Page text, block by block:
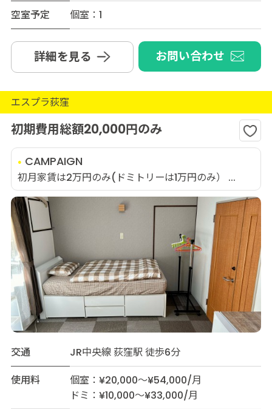
空室予定
個室：1
詳細を見る お問い合わせ
エスプラ荻窪
初期費用総額20,000円のみ
CAMPAIGN
初月家賃は2万円のみ(ドミトリーは1万円のみ） ...
交通
JR中央線 荻窪駅 徒歩6分
使用料
個室：¥20,000～¥54,000/月
ドミ：¥10,000～¥33,000/月